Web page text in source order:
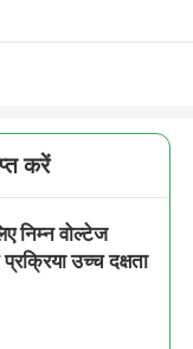
करें
निम्न वोल्टेज
उच्च दक्षता